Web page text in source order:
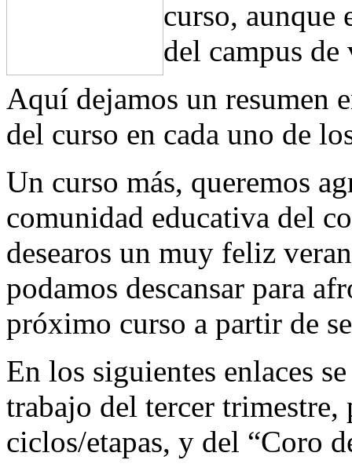
curso, aunque
del campus
Aquí dejamos un resumen
del curso en cada uno de
Un curso más, queremos
comunidad educativa del
desearos un muy feliz
podamos descansar para
próximo curso a partir de
En los siguientes enlaces
trabajo del tercer trimestre,
ciclos/etapas, y del “Coro